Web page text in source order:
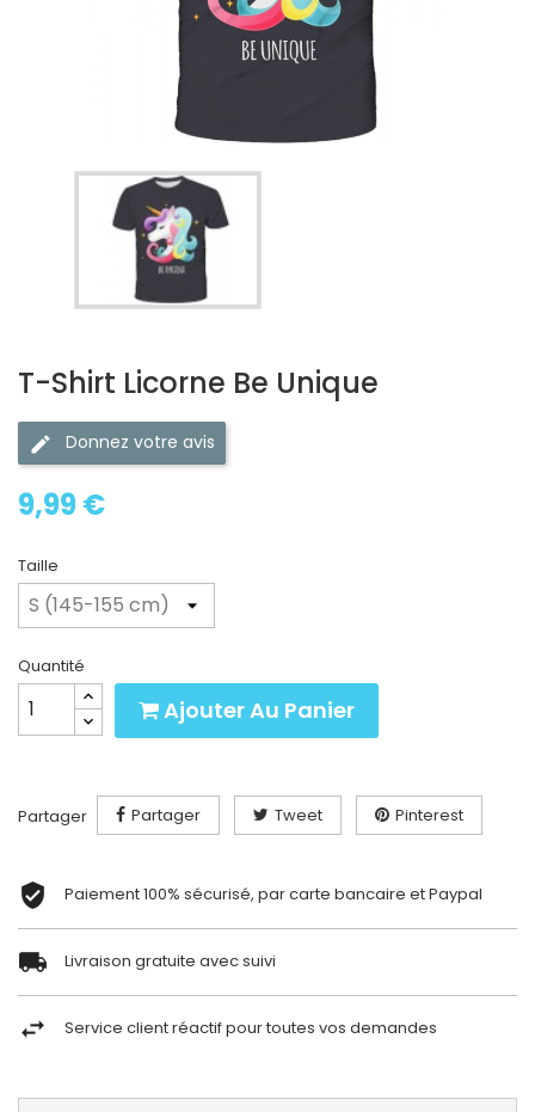
T-Shirt Licorne Be Unique
Donnez votre avis
9,99 €
Taille
Quantité
Ajouter Au Panier
Partager Partager Tweet Pinterest
Paiement 100% sécurisé, par carte bancaire et Paypal
Livraison gratuite avec suivi
Service client réactif pour toutes vos demandes